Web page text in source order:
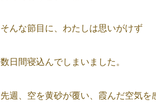
そんな節目に、わたしは思いがけず
数日間寝込んでしまいました。
先週、空を黄砂が覆い、霞んだ空気を